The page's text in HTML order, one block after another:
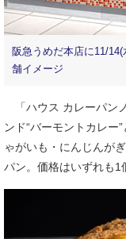
阪急うめだ本店に11/
舗イメージ
「ハウス カレーパン
ンド“バーモントカレー
ゃがいも・にんじんが
パン。価格はいずれも1